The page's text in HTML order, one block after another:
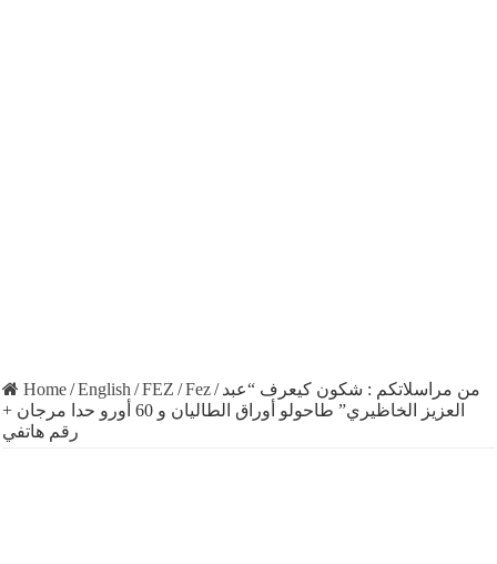
Home/English /FEZ /Fez/ من مراسلاتكم : شكون كيعرف “عبد
العزيز الخاظيري” طاحولو أوراق الطاليان و 60 أورو حدا مرجان +
رقم هاتفي